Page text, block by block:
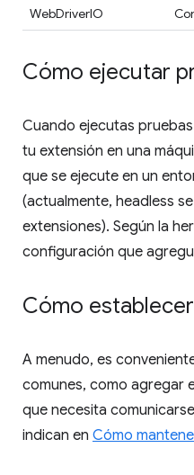
WebDriverIO
Cómo ejecutar
Cuando ejecutas
tu extensión en una
que se ejecute en un
(actualmente, headless
extensiones). Según la
configuración que
Cómo
A menudo, es
comunes, como agregar
que necesita
indican en Cómo